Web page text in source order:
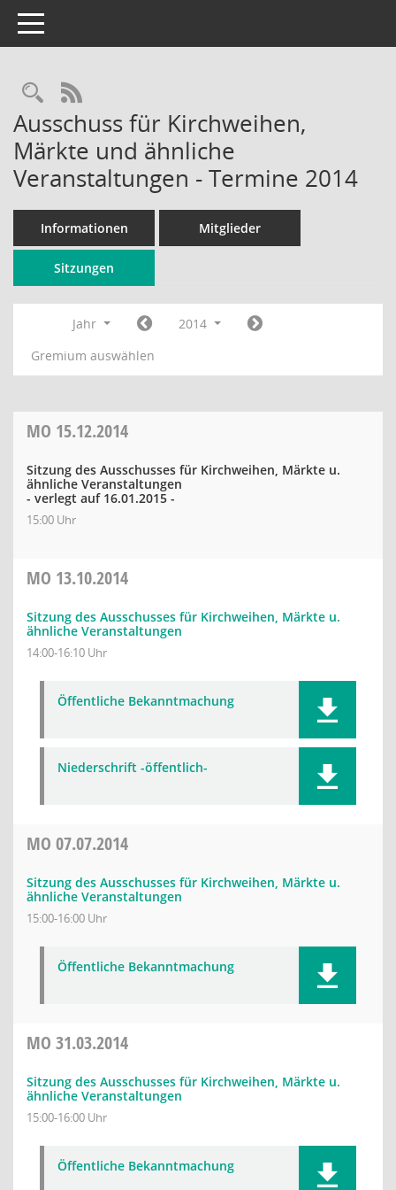
Toggle navigation
Rechercheauswahl
RSS-Feed
Ausschuss für Kirchweihen,
Märkte und ähnliche
Veranstaltungen - Termine 2014
Informationen Mitglieder
Sitzungen
Jahr
2014
Gremium auswählen
MO 15.12.2014
Sitzung des Ausschusses für Kirchweihen, Märkte u.
ähnliche Veranstaltungen
- verlegt auf 16.01.2015 -
15:00 Uhr
MO 13.10.2014
Sitzung des Ausschusses für Kirchweihen, Märkte u.
ähnliche Veranstaltungen
14:00-16:10 Uhr
Öffentliche Bekanntmachung
Niederschrift -öffentlich-
MO 07.07.2014
Sitzung des Ausschusses für Kirchweihen, Märkte u.
ähnliche Veranstaltungen
15:00-16:00 Uhr
Öffentliche Bekanntmachung
MO 31.03.2014
Sitzung des Ausschusses für Kirchweihen, Märkte u.
ähnliche Veranstaltungen
15:00-16:00 Uhr
Öffentliche Bekanntmachung